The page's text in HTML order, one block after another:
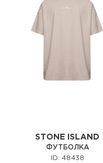
STONE ISLAND
ФУТБОЛКА
ID: 48438